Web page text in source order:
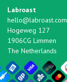
Labroast
hello@labroast.com
Hogeweg 127
1906CG Limmen
The Netherlands